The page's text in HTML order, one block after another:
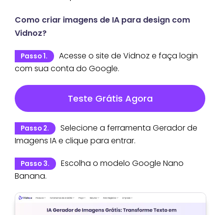
Como criar imagens de IA para design com
Vidnoz?
Passo 1.
Acesse o site de Vidnoz e faça login
com sua conta do Google.
Teste Grátis Agora
Passo 2.
Selecione a ferramenta Gerador de
Imagens IA e clique para entrar.
Passo 3.
Escolha o modelo Google Nano
Banana.